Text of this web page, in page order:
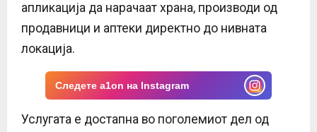
апликација да нарачаат храна, производи од
продавници и аптеки директно до нивната
локација.
Следете a1on на Instagram
Услугата е достапна во поголемиот дел од